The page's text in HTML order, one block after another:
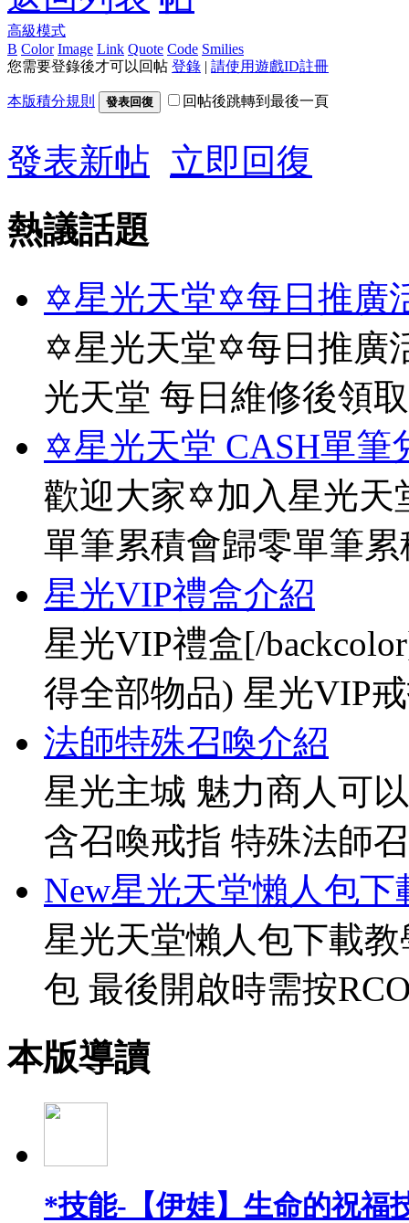
高級模式
B Color Image Link Quote Code Smilies
您需要登錄後才可以回帖 登錄 | 請使用遊戲ID註冊
本版積分規則 發表回復 回帖後跳轉到最後一頁
發表新帖 立即回復
熱議話題
✡星光天堂✡每日推廣
✡星光天堂✡每日推廣
光天堂 每日維修後領
✡星光天堂 CASH單筆
歡迎大家✡加入星光天
單筆累積會歸零單筆
星光VIP禮盒介紹
星光VIP禮盒[/
得全部物品) 星光VIP
法師特殊召喚介紹
星光主城 魅力商人可
含召喚戒指 特殊法師
New星光天堂懶人包下
星光天堂懶人包下載
包 最後開啟時需按
本版導讀
*技能-【伊娃】生命的祝福